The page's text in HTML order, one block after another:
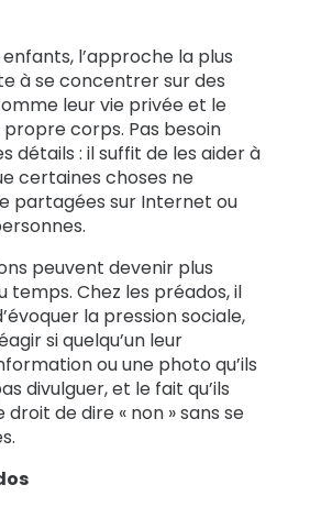
l’approche la plus
à se concentrer sur des
leur vie privée et le
corps. Pas besoin
détails : il suffit de les aider à
certaines choses ne
partagées sur Internet ou
peuvent devenir plus
temps. Chez les préados, il
la pression sociale,
si quelqu’un leur
ou une photo qu’ils
divulguer, et le fait qu’ils
de dire « non » sans se